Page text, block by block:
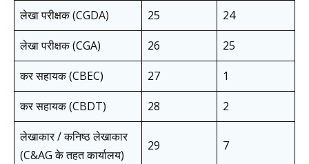
लेखा परीक्षक (CGDA)
25
24
लेखा परीक्षक (CGA)
26
25
कर सहायक (CBEC)
27
1
कर सहायक (CBDT)
28
2
लेखाकार / कनिष्ठ लेखाकार
(C&AG के तहत कार्यालय)
29 7